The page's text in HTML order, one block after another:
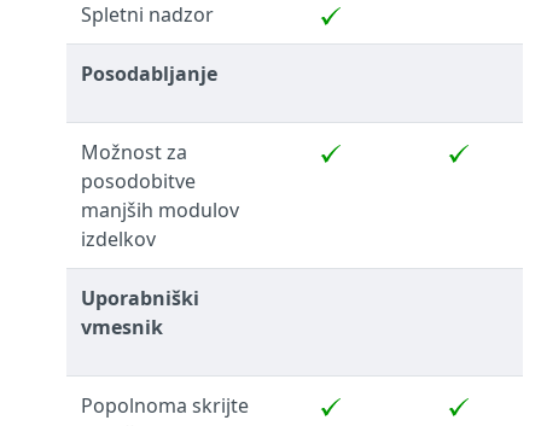
Spletni nadzor
Posodabljanje
Možnost za
posodobitve
manjših modulov
izdelkov
Uporabniški
vmesnik
Popolnoma skrijte